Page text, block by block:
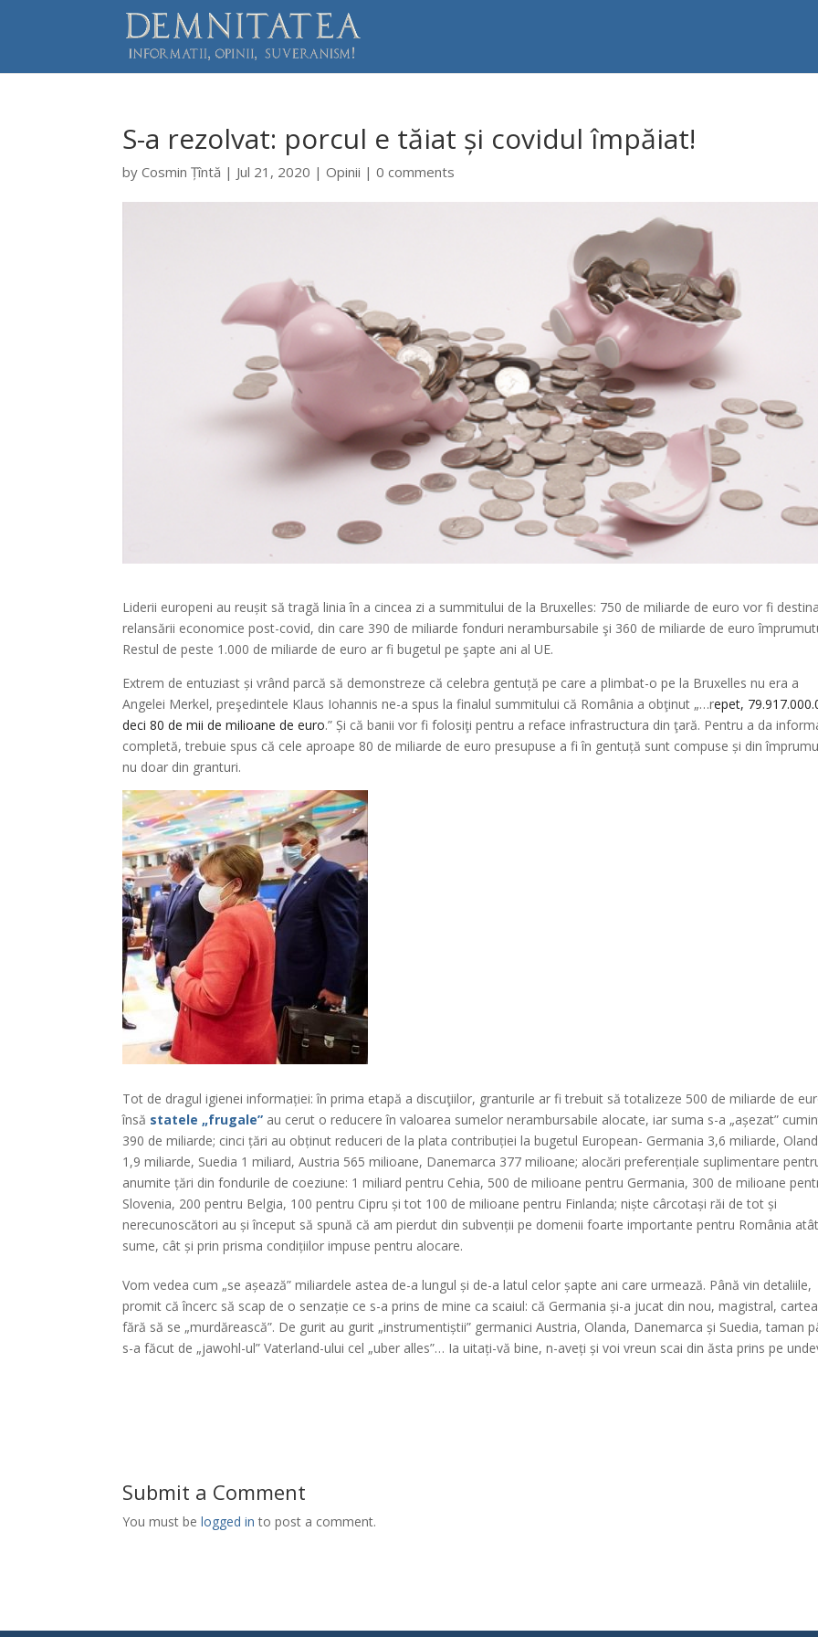
S-a rezolvat: porcul e tăiat și covidul împăiat!
byCosmin Țîntă | Jul 21, 2020 |Opinii |0 comments
Liderii europeni au reușit să tragă linia în a cincea zi a summitului de la Bruxelles: 750 de miliarde de euro vor fi
relansării economice post-covid, din care 390 de miliarde fonduri nerambursabile şi 360 de miliarde de euro
Restul de peste 1.000 de miliarde de euro ar fi bugetul pe şapte ani al UE.
Extrem de entuziast și vrând parcă să demonstreze că celebra gentuță pe care a plimbat-o pe la Bruxelles nu era a
Angelei Merkel, preşedintele Klaus Iohannis ne-a spus la finalul summitului că România a obţinut „…repet,
deci 80 de mii de milioane de euro.” Și că banii vor fi folosiţi pentru a reface infrastructura din ţară. Pentru a da
completă, trebuie spus că cele aproape 80 de miliarde de euro presupuse a fi în gentuță sunt compuse și din
nu doar din granturi.
Tot de dragul igienei informației: în prima etapă a discuţiilor, granturile ar fi trebuit să totalizeze 500 de miliarde de
însă statele „frugale” au cerut o reducere în valoarea sumelor nerambursabile alocate, iar suma s-a „așezat”
390 de miliarde; cinci țări au obținut reduceri de la plata contribuției la bugetul European- Germania 3,6 miliarde,
1,9 miliarde, Suedia 1 miliard, Austria 565 milioane, Danemarca 377 milioane; alocări preferențiale suplimentare
anumite țări din fondurile de coeziune: 1 miliard pentru Cehia, 500 de milioane pentru Germania, 300 de milioane
Slovenia, 200 pentru Belgia, 100 pentru Cipru și tot 100 de milioane pentru Finlanda; niște cârcotași răi de tot și
nerecunoscători au și început să spună că am pierdut din subvenții pe domenii foarte importante pentru România
sume, cât și prin prisma condițiilor impuse pentru alocare.
Vom vedea cum „se așează” miliardele astea de-a lungul și de-a latul celor șapte ani care urmează. Până vin detaliile,
promit că încerc să scap de o senzație ce s-a prins de mine ca scaiul: că Germania și-a jucat din nou, magistral,
fără să se „murdărească”. De gurit au gurit „instrumentiștii” germanici Austria, Olanda, Danemarca și Suedia, taman
s-a făcut de „jawohl-ul” Vaterland-ului cel „uber alles”… Ia uitați-vă bine, n-aveți și voi vreun scai din ăsta prins pe
Submit a Comment
You must belogged in to post a comment.